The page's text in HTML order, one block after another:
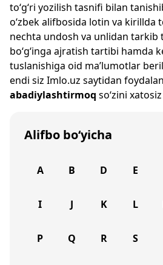
to‘g‘ri yozilish tasnifi bilan
o‘zbek alifbosida lotin va kirillda
nechta undosh va unlidan tarkib
bo‘g‘inga ajratish tartibi hamda
tuslanishiga oid ma’lumotlar
endi siz Imlo.uz saytidan
abadiylashtirmoq so‘zini
Alifbo bo‘yicha
A B D E
I J K L
P Q R S